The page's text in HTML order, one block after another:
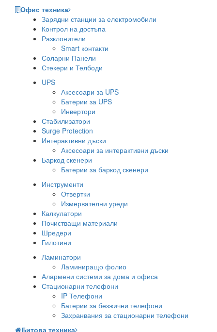
Офис техника
Зарядни станции за електромобили
Контрол на достъпа
Разклонители
Smart контакти
Соларни Панели
Стекери и Телбоди
UPS
Аксесоари за UPS
Батерии за UPS
Инвертори
Стабилизатори
Surge Protection
Интерактивни дъски
Аксесоари за интерактивни дъски
Баркод скенери
Батерии за баркод скенери
Инструменти
Отвертки
Измервателни уреди
Калкулатори
Почистващи материали
Шредери
Гилотини
Ламинатори
Ламиниращо фолио
Алармени системи за дома и офиса
Стационарни телефони
IP Телефони
Батерии за безжични телефони
Захранвания за стационарни телефони
Битова техника